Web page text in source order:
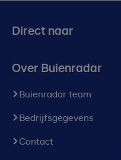
Direct naar
Over Buienradar
Buienradar team
Bedrijfsgegevens
Contact